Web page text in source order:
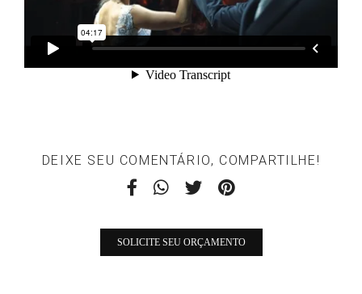
DEIXE SEU COMENTÁRIO, COMPARTILHE!
SOLICITE SEU ORÇAMENTO